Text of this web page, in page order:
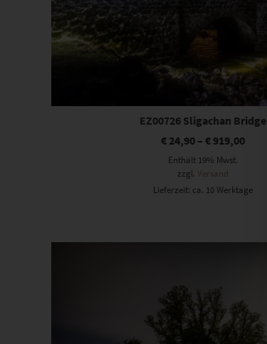
EZ00726 Sligachan Bridge
€ 24,90 –€ 919,00
Enthält 19% Mwst.
zzgl.Versand
Lieferzeit: ca. 10 Werktage
Dieses Produkt weist mehrere Varianten auf. Die Optionen können auf der Produktseite gewählt werden